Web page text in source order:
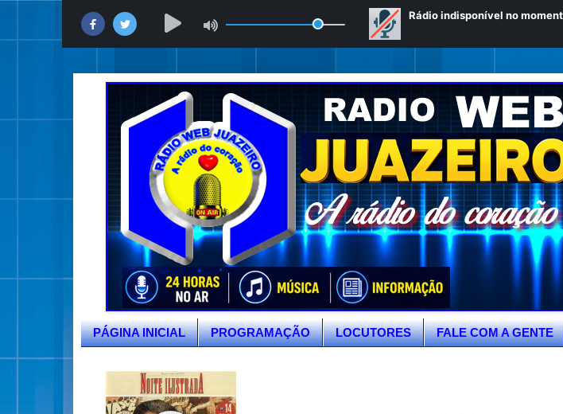
PÁGINA INICIAL PROGRAMAÇÃO LOCUTORES FALE COM A GENTE